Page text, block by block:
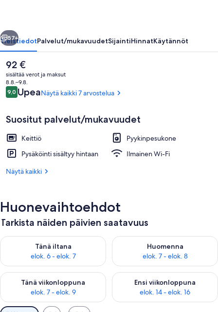
with
Free
Parking
valokuvagalleria
Comfort-huoneisto | Ruokailu
Seuraava
57+
YleistiedotPalvelut/mukavuudetSijaintiHinnatKäytännöt
Nykyinen
hinta
on
92 €
92 €
sisältää verot ja maksut
8.8.–9.8.
Arvostelut
9,09,0 kautta 10.
UpeaNäytä kaikki 7 arvostelua
Suositut palvelut/mukavuudet
Keittiö
Pyykinpesukone
Pysäköinti sisältyy hintaan
Ilmainen Wi-Fi
Näytä kaikki
Huonevaihtoehdot
Tarkista näiden päivien saatavuus
Tänä iltana
elok. 6 - elok. 7
Tarkista tämän illan saatavuus elok. 6 - elok. 7
Huomenna
elok. 7 - elok. 8
Tarkista huomisen saatavuus
Tänä viikonloppuna
elok. 7 - elok. 9
Tarkista tämän viikonlopun saatavuus elok. 7 - elok. 9
Ensi viikonloppuna
elok. 14 - elok. 16
Tarkista ensi viikonlopun